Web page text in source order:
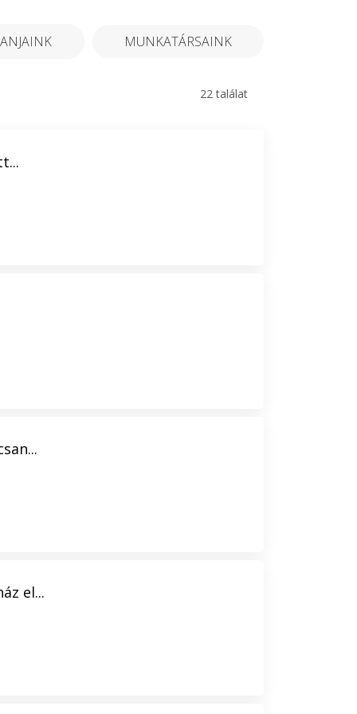
MUNKATÁRSAINK
22 találat
el...